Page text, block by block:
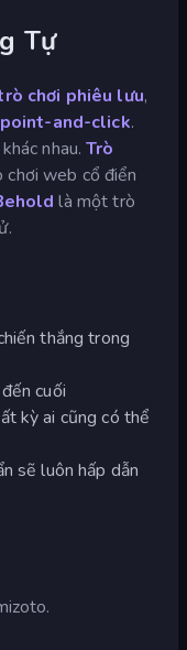
Tự
chơi phiêu lưu,
point-and-click.
nhau.Trò
web cổ điển
là một trò
thắng trong
cuối
kỳ ai cũng có thể
sẽ luôn hấp dẫn